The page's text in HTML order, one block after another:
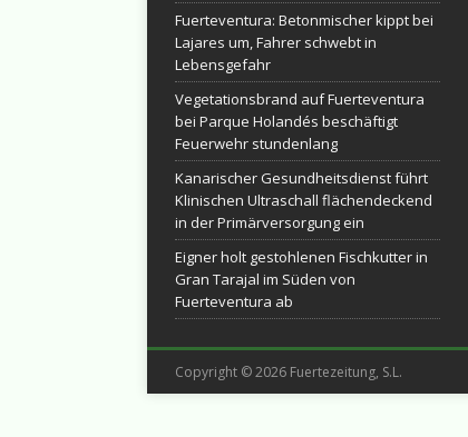
Fuerteventura: Betonmischer kippt bei
Lajares um, Fahrer schwebt in
Lebensgefahr
Vegetationsbrand auf Fuerteventura
bei Parque Holandés beschäftigt
Feuerwehr stundenlang
Kanarischer Gesundheitsdienst führt
Klinischen Ultraschall flächendeckend
in der Primärversorgung ein
Eigner holt gestohlenen Fischkutter in
Gran Tarajal im Süden von
Fuerteventura ab
Copyright © 2026 Fuertezeitung, S.L.